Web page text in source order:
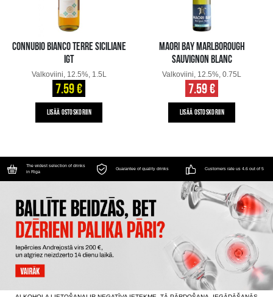
CONNUBIO BIANCO TERRE SICILIANE
IGT
Valkoviini, 12.5%, 1.5L
7.59 €
LISÄÄ OSTOSKORIIN
MAORI BAY MARLBOROUGH
SAUVIGNON BLANC
Valkoviini, 12.5%, 0.75L
7.59 €
LISÄÄ OSTOSKORIIN
The widest selection of drinks
in Riga
Guarantee of quality drinks Customers rate us 4.6 out of 5